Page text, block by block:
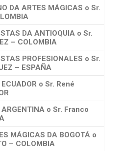
DA ARTES MÁGICAS o Sr.
DA ANTIOQUIA o Sr.
– COLOMBIA
PROFESIONALES o Sr.
– ESPAÑA
o Sr. René
o Sr. Franco
MÁGICAS DA BOGOTÁ o
– COLOMBIA